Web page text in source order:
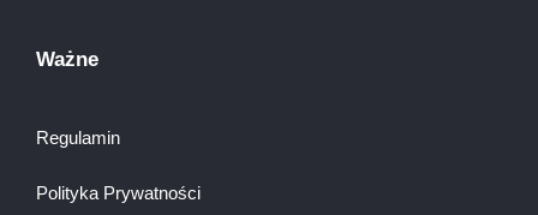
Ważne
Regulamin
Polityka Prywatności